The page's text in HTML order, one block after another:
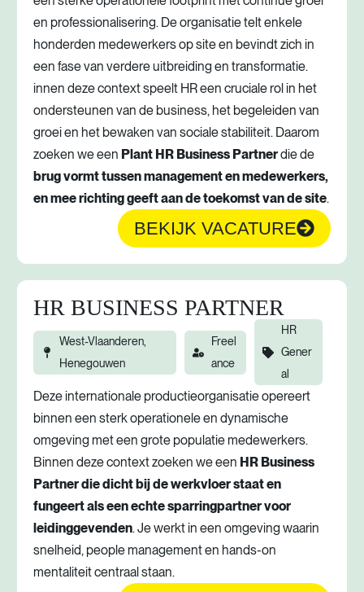
en professionalisering. De organisatie telt enkele
honderden medewerkers op site en bevindt zich in
een fase van verdere uitbreiding en transformatie.
innen deze context speelt HR een cruciale rol in het
ondersteunen van de business, het begeleiden van
groei en het bewaken van sociale stabiliteit. Daarom
zoeken we een Plant HR Business Partnerdie de
brug vormt tussen management en medewerkers,
en mee richting geeft aan de toekomst van de site.
BEKIJK VACATURE
HR BUSINESS PARTNER
West-Vlaanderen,
Henegouwen
Freel
ance
HR
Gener
al
Deze internationale productieorganisatie opereert
binnen een sterk operationele en dynamische
omgeving met een grote populatie medewerkers.
Binnen deze context zoeken we een HR Business
Partner die dicht bij de werkvloer staat en
fungeert als een echte sparringpartner voor
leidinggevenden. Je werkt in een omgeving waarin
snelheid, people management en hands-on
mentaliteit centraal staan.